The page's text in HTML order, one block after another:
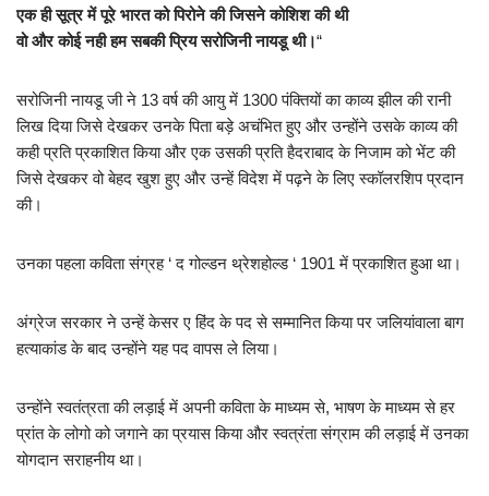
एक ही सूत्र में पूरे भारत को पिरोने की जिसने कोशिश की थी
वो और कोई नही हम सबकी प्रिय सरोजिनी नायडू थी।“
सरोजिनी नायडू जी ने 13 वर्ष की आयु में 1300 पंक्तियों का काव्य झील की रानी
लिख दिया जिसे देखकर उनके पिता बड़े अचंभित हुए और उन्होंने उसके काव्य की
कही प्रति प्रकाशित किया और एक उसकी प्रति हैदराबाद के निजाम को भेंट की
जिसे देखकर वो बेहद खुश हुए और उन्हें विदेश में पढ़ने के लिए स्कॉलरशिप प्रदान
की।
उनका पहला कविता संग्रह ‘ द गोल्डन थ्रेशहोल्ड ‘ 1901 में प्रकाशित हुआ था।
अंग्रेज सरकार ने उन्हें केसर ए हिंद के पद से सम्मानित किया पर जलियांवाला बाग
हत्याकांड के बाद उन्होंने यह पद वापस ले लिया।
उन्होंने स्वतंत्रता की लड़ाई में अपनी कविता के माध्यम से, भाषण के माध्यम से हर
प्रांत के लोगो को जगाने का प्रयास किया और स्वत्रंता संग्राम की लड़ाई में उनका
योगदान सराहनीय था।